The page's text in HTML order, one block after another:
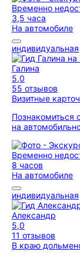
Временно
3,5 часа
На автомобиле
индивидуальная
Галина
5,0
55 отзывов
Визитные
Познакомиться
на
Временно
8 часов
На автомобиле
индивидуальная
Александр
5,0
11 отзывов
В краю